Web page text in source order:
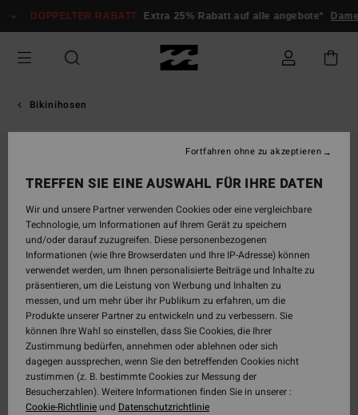
zur
springen
DOPPELTER RABATT Extra 25% Rabatt auf alle angebote*
Bikinihosen
TREFFEN SIE EINE AUSWAHL FÜR IHRE DATEN
Wir und unsere Partner verwenden Cookies oder eine vergleichbare
Technologie, um Informationen auf Ihrem Gerät zu speichern
und/oder darauf zuzugreifen. Diese personenbezogenen
Informationen (wie Ihre Browserdaten und Ihre IP-Adresse) können
verwendet werden, um Ihnen personalisierte Beiträge und Inhalte zu
präsentieren, um die Leistung von Werbung und Inhalten zu
messen, und um mehr über ihr Publikum zu erfahren, um die
Produkte unserer Partner zu entwickeln und zu verbessern. Sie
können Ihre Wahl so einstellen, dass Sie Cookies, die Ihrer
Zustimmung bedürfen, annehmen oder ablehnen oder sich
dagegen aussprechen, wenn Sie den betreffenden Cookies nicht
zustimmen (z. B. bestimmte Cookies zur Messung der
Besucherzahlen). Weitere Informationen finden Sie in unserer :
Cookie-Richtlinieund Datenschutzrichtlinie
Fortfahren ohne zu akzeptieren